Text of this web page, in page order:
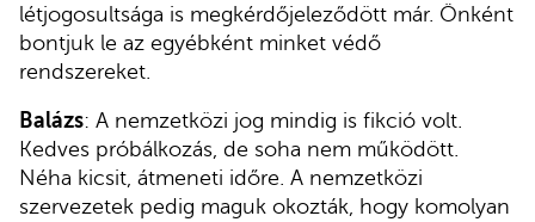
létjogosultsága is megkérdőjeleződött már. Önként
bontjuk le az egyébként minket védő
rendszereket.
Balázs: A nemzetközi jog mindig is fikció volt.
Kedves próbálkozás, de soha nem működött.
Néha kicsit, átmeneti időre. A nemzetközi
szervezetek pedig maguk okozták, hogy komolyan